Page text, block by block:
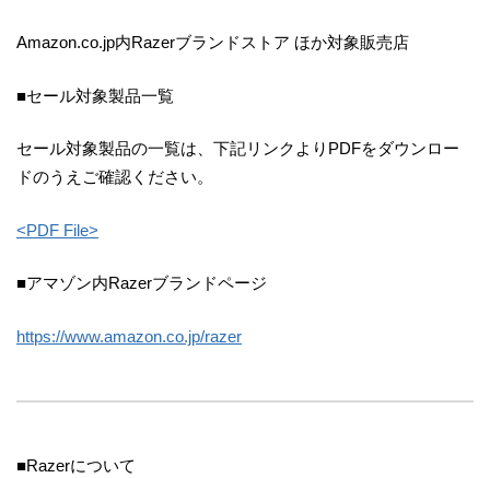
Amazon.co.jp内Razerブランドストア ほか対象販売店
■セール対象製品一覧
セール対象製品の一覧は、下記リンクよりPDFをダウンロー
ドのうえご確認ください。
<PDF File>
■アマゾン内Razerブランドページ
https://www.amazon.co.jp/razer
■Razerについて